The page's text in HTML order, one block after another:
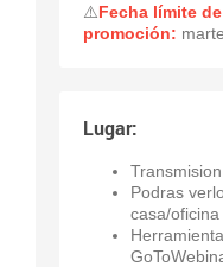
⚠️Fecha límite
promoción:
Lugar:
Podras
casa/oficina